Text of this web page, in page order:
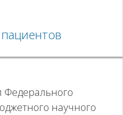
Федерального
научного